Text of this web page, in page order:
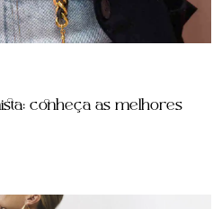
conheça as melhores